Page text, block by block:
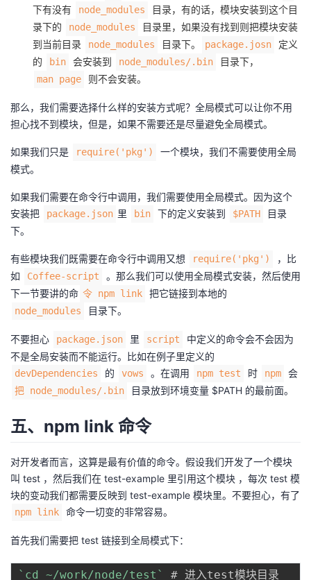
下有没有 node_modules
目录，有的话，模块安装到这个目
录下的
node_modules
目录里，如果没有找到则把模块安装
到当前目录
node_modules 目录下。 package.josn
定义
的
bin 会安装到 node_modules/.bin 目录下，
man page 则不会安装。
那么，我们需要选择什么样的安装方式呢？全局模式可以让你不用
担心找不到模块，但是，如果不需要还是尽量避免全局模式。
如果我们只是 require('pkg')
一个模块，我们不需要使用全局
模式。
如果我们需要在命令行中调用，我们需要使用全局模式。因为这个
安装把
package.json 里 bin 下的定义安装到 $PATH
目录
下。
有些模块我们既需要在命令行中调用又想 require('pkg')
，比
如
Coffee-script
。那么我们可以使用全局模式安装，然后使用
下一节要讲的命 令 npm link 把它链接到本地的
node_modules 目录下。
不要担心 package.json 里 script
中定义的命令会不会因为
不是全局安装而不能运行。比如在例子里定义的
devDependencies 的 vows 。在调用 npm test 时 npm 会
把 node_modules/.bin 目录放到环境变量 $PATH 的最前面。
五、npm link 命令
对开发者而言，这算是最有价值的命令。假设我们开发了一个模块
叫 test ，然后我们在 test-example 里引用这个模块 ，每次 test 模
块的变动我们都需要反映到 test-example 模块里。不要担心，有了
npm link 命令一切变的非常容易。
首先我们需要把 test 链接到全局模式下：
` cd ~/work/node/test `